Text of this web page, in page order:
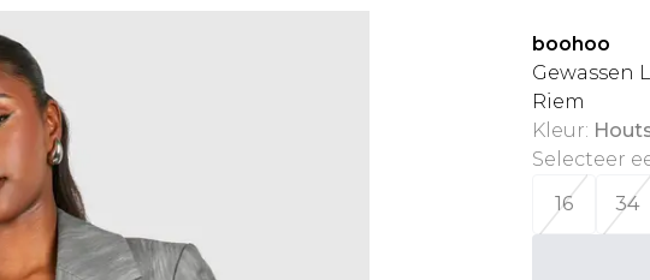
boohoo
Gewassen
Riem
Kleur:
Selecteer
16
34